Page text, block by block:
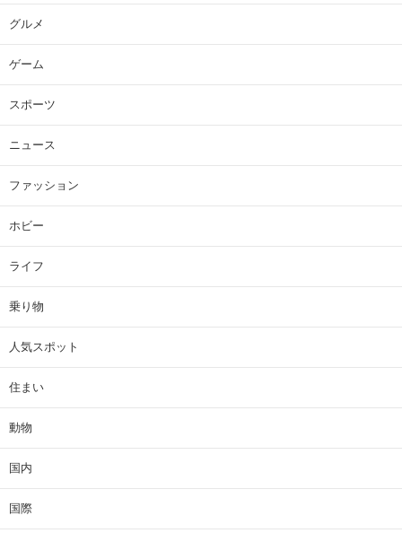
グルメ
ゲーム
スポーツ
ニュース
ファッション
ホビー
ライフ
乗り物
人気スポット
住まい
動物
国内
国際